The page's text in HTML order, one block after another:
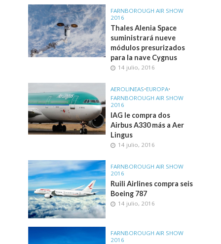
FARNBOROUGH AIR SHOW
2016
Thales Alenia Space
suministrará nueve
módulos presurizados
para la nave Cygnus
14 julio, 2016
AEROLINEAS•EUROPA•
FARNBOROUGH AIR SHOW
2016
IAG le compra dos
Airbus A330 más a Aer
Lingus
14 julio, 2016
FARNBOROUGH AIR SHOW
2016
Ruili Airlines compra seis
Boeing 787
14 julio, 2016
FARNBOROUGH AIR SHOW
2016